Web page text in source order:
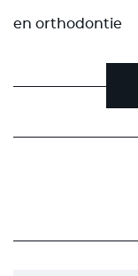
en orthodontie